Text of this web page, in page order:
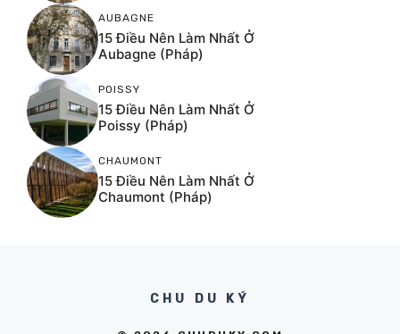
AUBAGNE
15 Điều Nên Làm Nhất Ở
Aubagne (Pháp)
POISSY
15 Điều Nên Làm Nhất Ở
Poissy (Pháp)
CHAUMONT
15 Điều Nên Làm Nhất Ở
Chaumont (Pháp)
CHU DU KÝ